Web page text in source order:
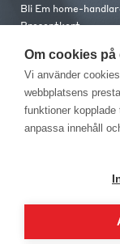
Bli Em home-
Presentkort
Em home Club
Medlemsvillkor
Kontakt
Kontakta oss
Om cookies
Vi använder
webbplatsens
funktioner
anpassa innehåll